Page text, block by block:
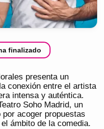
finalizado
presenta un
conexión entre el artista
intensa y auténtica.
Soho Madrid, un
acoger propuestas
ámbito de la comedia.